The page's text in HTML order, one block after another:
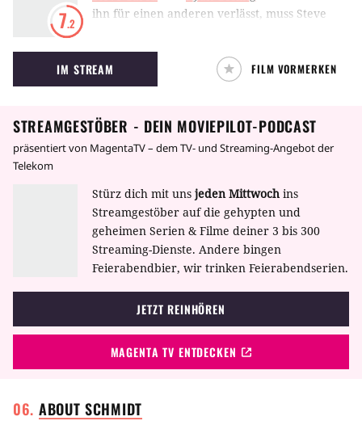
7.2
ihn für einen anderen verlässt, muss Steve
schön aus der Übung gekommen ist. Gut, dass
sich Frauenschwarm Ryan Gosling seiner
annimmt…
IM STREAM FILM VORMERKEN
STREAMGESTÖBER - DEIN MOVIEPILOT-PODCAST
präsentiert von MagentaTV – dem TV- und Streaming-Angebot der
Telekom
Stürz dich mit uns jeden Mittwoch ins
Streamgestöber auf die gehypten und
geheimen Serien & Filme deiner 3 bis 300
Streaming-Dienste. Andere bingen
Feierabendbier, wir trinken Feierabendserien.
JETZT REINHÖREN
MAGENTA TV ENTDECKEN
ABOUTSCHMIDT